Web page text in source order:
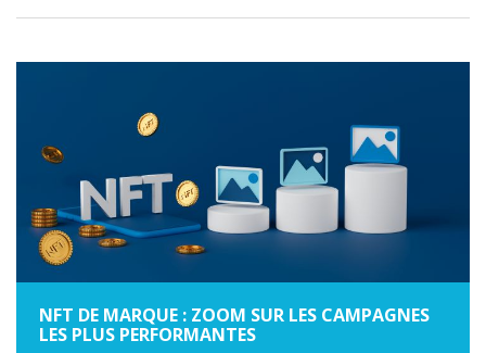
Blog
Contact
NFT DE MARQUE : ZOOM SUR LES CAMPAGNES
LES PLUS PERFORMANTES